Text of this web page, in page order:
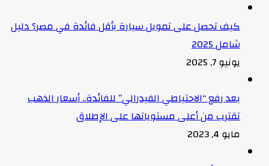
كيف تحصل على تمويل سيارة بأقل فائدة في مصر؟ دليل
شامل 2025
يونيو 7, 2025
بعد رفع “الاحتياطي الفيدرالي” للفائدة.. أسعار الذهب
تقترب من أعلى مستوياتها على الإطلاق
مايو 4, 2023